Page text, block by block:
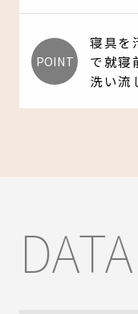
POINT
寝具を
で就寝
洗い流
DATA